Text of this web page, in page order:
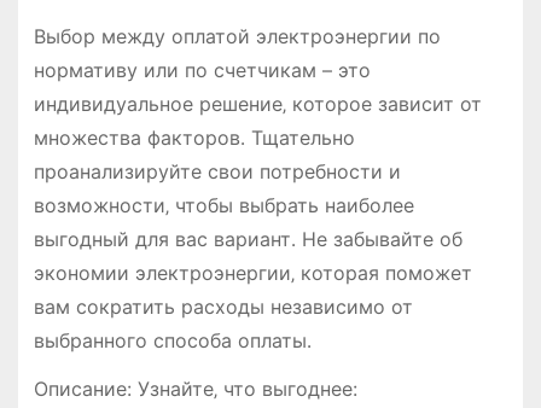
Выбор между оплатой электроэнергии по
нормативу или по счетчикам – это
индивидуальное решение‚ которое зависит от
множества факторов․ Тщательно
проанализируйте свои потребности и
возможности‚ чтобы выбрать наиболее
выгодный для вас вариант․ Не забывайте об
экономии электроэнергии‚ которая поможет
вам сократить расходы независимо от
выбранного способа оплаты․
Описание: Узнайте‚ что выгоднее: